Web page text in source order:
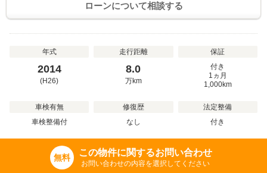
ローンについて相談する
年式
2014
(H26)
走行距離
8.0
万km
保証
付き
1ヵ月
1,000km
車検有無
車検整備付
修復歴
なし
法定整備
付き
無料 この物件に関するお問い合わせ
お問い合わせの内容を選択してください